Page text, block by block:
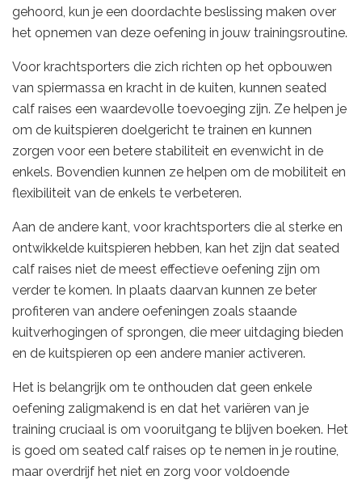
gehoord, kun je een doordachte beslissing maken over
het opnemen van deze oefening in jouw trainingsroutine.
Voor krachtsporters die zich richten op het opbouwen
van spiermassa en kracht in de kuiten, kunnen seated
calf raises een waardevolle toevoeging zijn. Ze helpen je
om de kuitspieren doelgericht te trainen en kunnen
zorgen voor een betere stabiliteit en evenwicht in de
enkels. Bovendien kunnen ze helpen om de mobiliteit en
flexibiliteit van de enkels te verbeteren.
Aan de andere kant, voor krachtsporters die al sterke en
ontwikkelde kuitspieren hebben, kan het zijn dat seated
calf raises niet de meest effectieve oefening zijn om
verder te komen. In plaats daarvan kunnen ze beter
profiteren van andere oefeningen zoals staande
kuitverhogingen of sprongen, die meer uitdaging bieden
en de kuitspieren op een andere manier activeren.
Het is belangrijk om te onthouden dat geen enkele
oefening zaligmakend is en dat het variëren van je
training cruciaal is om vooruitgang te blijven boeken. Het
is goed om seated calf raises op te nemen in je routine,
maar overdrijf het niet en zorg voor voldoende